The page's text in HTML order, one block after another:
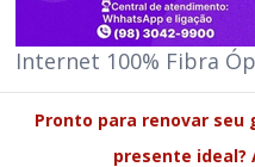
Internet 100% Fibra
Pronto para renovar seu
presente ideal?